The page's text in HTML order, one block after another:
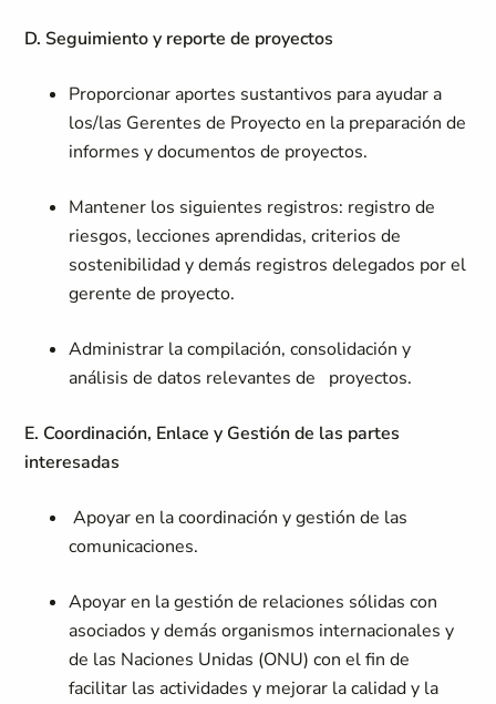
D. Seguimiento y reporte de proyectos
Proporcionar aportes sustantivos para ayudar a
los/las Gerentes de Proyecto en la preparación de
informes y documentos de proyectos.
Mantener los siguientes registros: registro de
riesgos, lecciones aprendidas, criterios de
sostenibilidad y demás registros delegados por el
gerente de proyecto.
Administrar la compilación, consolidación y
análisis de datos relevantes de proyectos.
E. Coordinación, Enlace y Gestión de las partes
interesadas
Apoyar en la coordinación y gestión de las
comunicaciones.
Apoyar en la gestión de relaciones sólidas con
asociados y demás organismos internacionales y
de las Naciones Unidas (ONU) con el fin de
facilitar las actividades y mejorar la calidad y la